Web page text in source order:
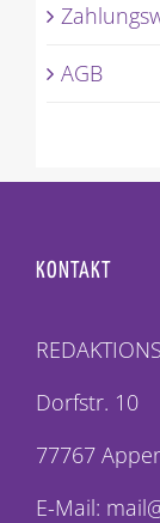
AGB
KONTAKT
Dorfstr. 10
77767
E-Mail: